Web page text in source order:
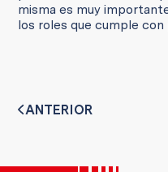
misma es muy
los roles que cumple con
ANTERIOR